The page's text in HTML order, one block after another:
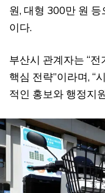
원, 대형 300만 원
이다.
부산시 관계자는 “
핵심 전략”이라며, “
적인 홍보와 행정지